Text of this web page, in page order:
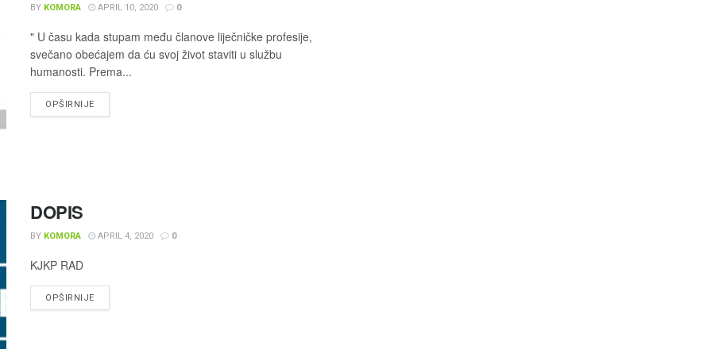
BY KOMORA APRIL 10, 2020 0
" U času kada stupam među članove liječničke profesije,
svečano obećajem da ću svoj život staviti u službu
humanosti. Prema...
OPŠIRNIJE
DOPIS
BY KOMORA APRIL 4, 2020 0
KJKP RAD
OPŠIRNIJE